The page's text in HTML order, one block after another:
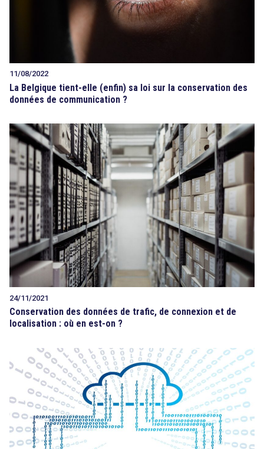
11/08/2022
La Belgique tient-elle (enfin) sa loi sur la conservation des
données de communication ?
24/11/2021
Conservation des données de trafic, de connexion et de
localisation : où en est-on ?